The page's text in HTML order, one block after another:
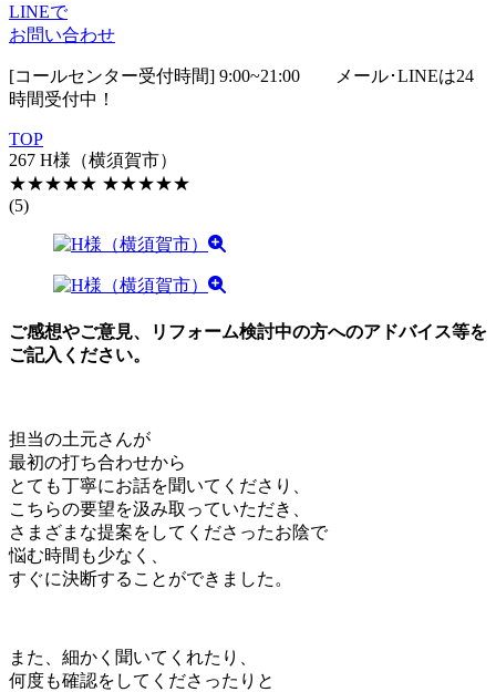
LINEで
お問い合わせ
[コールセンター受付時間] 9:00~21:00 メール･LINEは24
時間受付中！
TOP
267 H様（横須賀市）
★★★★★ ★★★★★
(5)
ご感想やご意見、リフォーム検討中の方へのアドバイス等を
ご記入ください。
担当の土元さんが
最初の打ち合わせから
とても丁寧にお話を聞いてくださり、
こちらの要望を汲み取っていただき、
さまざまな提案をしてくださったお陰で
悩む時間も少なく、
すぐに決断することができました。
また、細かく聞いてくれたり、
何度も確認をしてくださったりと